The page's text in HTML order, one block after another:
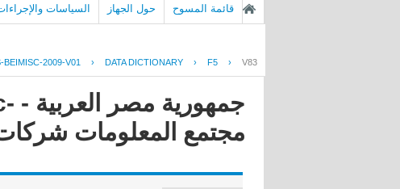
قائمة المسوح حول الجهاز السياسات
BEIMISC-2009-V01 › DATA DICTIONARY › F5 › V83
مجتمع المعلومات شركات